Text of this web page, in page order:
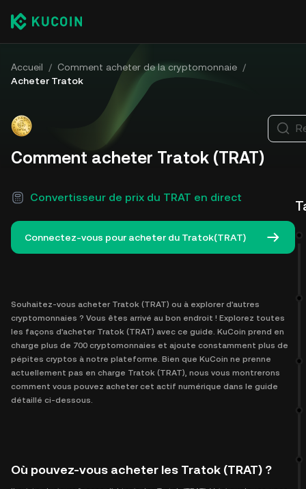
Accueil / Comment acheter de la cryptomonnaie /
Acheter Tratok
Comment acheter Tratok (TRAT)
Convertisseur de prix du TRAT en direct
Connectez-vous pour acheter du Tratok(TRAT)
Souhaitez-vous acheter Tratok (TRAT) ou à explorer d'autres
cryptomonnaies ? Vous êtes arrivé au bon endroit ! Explorez toutes
les façons d'acheter Tratok (TRAT) avec ce guide. KuCoin prend en
charge plus de 700 cryptomonnaies et ajoute constamment plus de
pépites cryptos à notre plateforme. Bien que KuCoin ne prenne
actuellement pas en charge Tratok (TRAT), nous vous montrerons
comment vous pouvez acheter cet actif numérique dans le guide
détaillé ci-dessous.
Où pouvez-vous acheter les Tratok (TRAT) ?